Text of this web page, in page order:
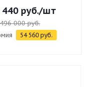
440 руб./шт
000руб.
54 560 руб.